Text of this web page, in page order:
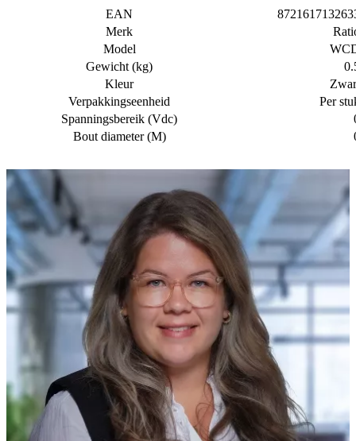
EAN
Merk
Model
Gewicht (kg)
Kleur
Verpakkingseenheid
Per
Spanningsbereik (Vdc)
Bout diameter (M)